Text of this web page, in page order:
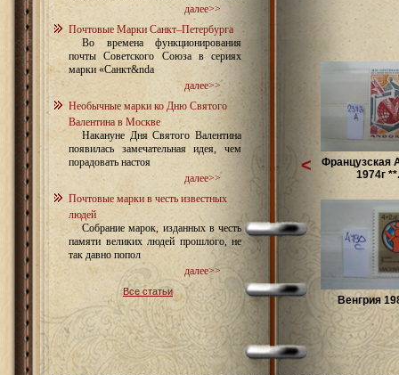
далее>>
Почтовые Марки Санкт–Петербурга
Во времена функционирования
почты Советского Союза в сериях
марки «Санкт&nda
далее>>
Необычные марки ко Дню Святого
Валентина в Москве
Накануне Дня Святого Валентина
появилась замечательная идея, чем
порадовать настоя
далее>>
Почтовые марки в честь известных
людей
Собрание марок, изданных в честь
памяти великих людей прошлого, не
так давно попол
далее>>
Все статьи
Французская
1974г
Венгрия
<